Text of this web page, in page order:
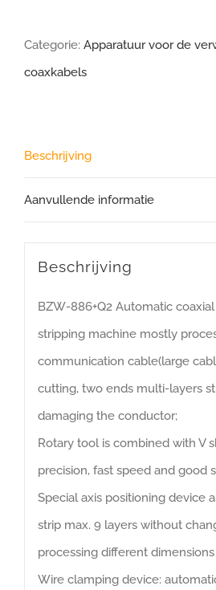
Categorie: Apparatuur voor de
coaxkabels
Beschrijving
Aanvullende informatie
Beschrijving
BZW-886+Q2 Automatic
stripping machine mostly
communication cable(large
cutting, two ends multi-layers
damaging the conductor;
Rotary tool is combined with V
precision, fast speed and good
Special axis positioning device
strip max. 9 layers without
processing different
Wire clamping device: